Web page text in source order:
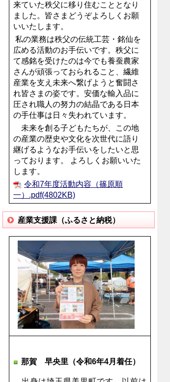
来ていた秩父に移り住むこととなり
ました。皆さまどうぞよろしくお願
いいたします。
私の業務は秩父の伝統工芸・銘仙を
広める活動のお手伝いです。秩父に
て感銘を受けたのは今でも養蚕農家
さんが頑張っておられること、繊維
産業を支え未来へ繋げようと奮闘さ
れ皆さまの姿です。安価な輸入品に
圧され職人の努力の結晶である日本
の手仕事は日々失われています。
未来を創る子どもたちが、この地
の産業の歴史や文化を次世代に語り
継げるようなお手伝いをしたいと思
っております。 よろしくお願いいた
します。
令和7年度活動内容（篠原順
一）.pdf(4802KB)
産業支援課（ふるさと納税）
那賀 早央里（令和6年4月着任）